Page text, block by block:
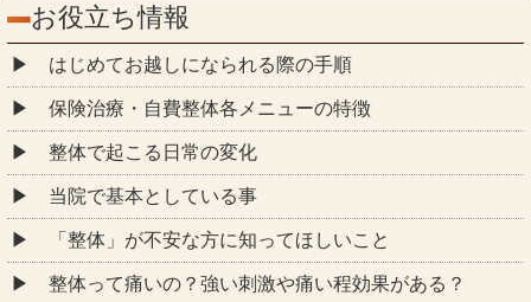
お役立ち情報
はじめてお越しになられる際の手順
保険治療・自費整体各メニューの特徴
整体で起こる日常の変化
当院で基本としている事
「整体」が不安な方に知ってほしいこと
整体って痛いの？強い刺激や痛い程効果がある？